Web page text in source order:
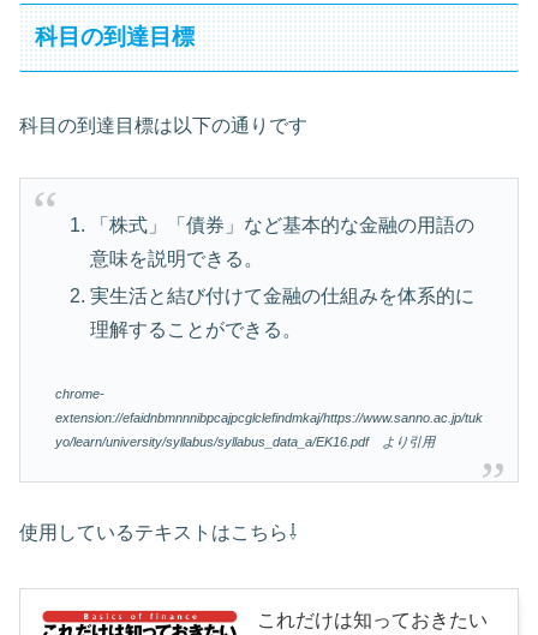
科目の到達目標
科目の到達目標は以下の通りです
「株式」「債券」など基本的な金融の用語の
意味を説明できる。
実生活と結び付けて金融の仕組みを体系的に
理解することができる。
chrome-
extension://efaidnbmnnnibpcajpcglclefindmkaj/https://www.sanno.ac.jp/tuk
yo/learn/university/syllabus/syllabus_data_a/EK16.pdf より引用
使用しているテキストはこちら⇩
これだけは知っておきたい